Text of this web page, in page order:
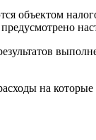
объектом
на